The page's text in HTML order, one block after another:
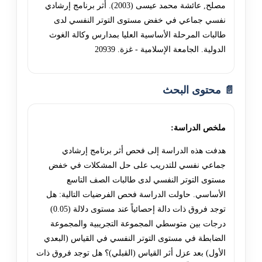
مصلح, عائشة محمد عيسى (2003). أثر برنامج إرشادي
نفسي جماعي في خفض مستوى التوتر النفسي لدى
طالبات المرحلة الأساسية العليا بمدارس وكالة الغوث
الدولية. الجامعة الإسلامية - غزة. 20939
📄 محتوى البحث
ملخص الدراسة:
هدفت هذه الدراسة إلى فحص أثر برنامج إرشادي
جماعي نفسي للتدريب على حل المشكلات في خفض
مستوى التوتر النفسي لدى طالبات الصف التاسع
الأساسي. حاولت الدراسة فحص الفرضيات التالية: هل
توجد فروق ذات دالة إحصائياً عند مستوى دلالة (0.05)
درجات بين متوسطي المجموعة التجريبية والمجموعة
الضابطة في مستوى التوتر النفسي في القياس (البعدي
الأول) بعد عزل أثر القياس (القبلي)؟ هل توجد فروق ذات